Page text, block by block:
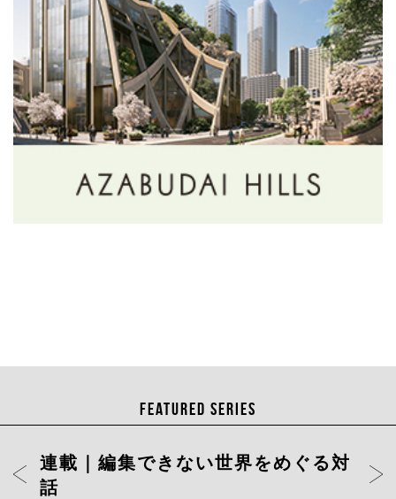
FEATURED SERIES
連載｜編集できない世界をめぐる対
話